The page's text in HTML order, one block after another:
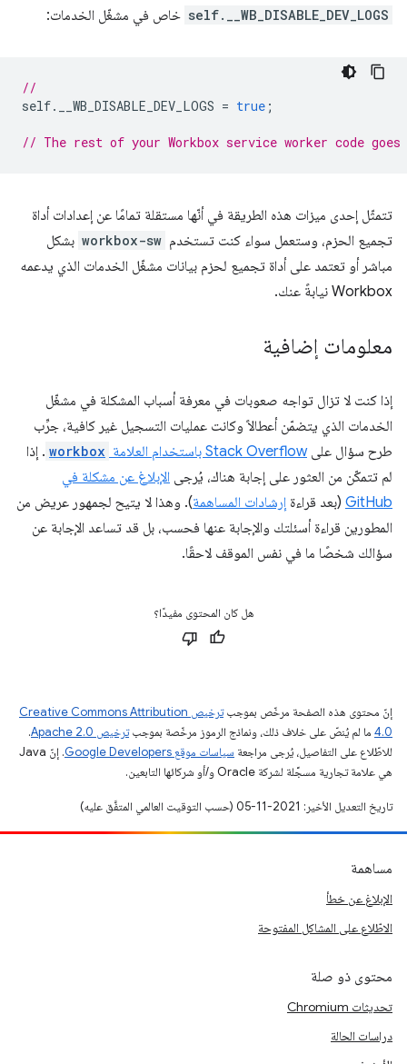
self.__WB_DISABLE_DEV_LOGS خاص في مشغّل الخدمات:
//
self. __WB_DISABLE_DEV_LOGS = true ;
// The rest of your Workbox service worker code goes
تتمثّل إحدى ميزات هذه الطريقة في أنّها مستقلة تمامًا عن إعدادات أداة
تجميع الحزم، وستعمل سواء كنت تستخدم workbox-sw بشكل
مباشر أو تعتمد على أداة تجميع لحزم بيانات مشغّل الخدمات الذي يدعمه
Workbox نيابةً عنك.
معلومات إضافية
إذا كنت لا تزال تواجه صعوبات في معرفة أسباب المشكلة في مشغّل
الخدمات الذي يتضمّن أعطالاً وكانت عمليات التسجيل غير كافية، جرِّب
طرح سؤال علىStack Overflow باستخدام العلامة workbox . إذا
لم تتمكّن من العثور على إجابة هناك، يُرجى الإبلاغ عن مشكلة في
GitHub (بعد قراءة إرشادات المساهمة). وهذا لا يتيح لجمهور عريض من
المطورين قراءة أسئلتك والإجابة عنها فحسب، بل قد تساعد الإجابة عن
سؤالك شخصًا ما في نفس الموقف لاحقًا.
هل كان المحتوى مفيدًا؟
إنّ محتوى هذه الصفحة مرخّص بموجب
ترخيص Creative Commons Attribution
4.0‏ ما لم يُنصّ على خلاف ذلك، ونماذج الرموز مرخّصة بموجبترخيص Apache 2.0‏
.
للاطّلاع على التفاصيل، يُرجى مراجعة سياسات موقع Google Developers‏
. إنّ Java
هي علامة تجارية مسجَّلة لشركة Oracle و/أو شركائها التابعين.
تاريخ التعديل الأخير: 2021-11-05 (حسب التوقيت العالمي المتفَّق عليه)
مساهمة
الإبلاغ عن خطأ
الاطّلاع على المشاكل المفتوحة
محتوى ذو صلة
تحديثات Chromium
دراسات الحالة